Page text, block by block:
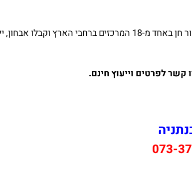
קבעו עכשיו פגישה אישית ללא התחייבות עם המומחים של רשת המרכזים האסתטיים אתר דוקטור חן באחד מ-18 המרכזים
קשר לפרטים וייעוץ חינם.
073-